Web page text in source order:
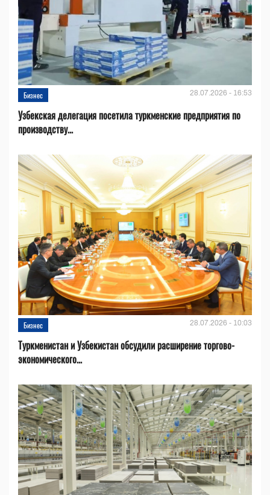
Бизнес 28.07.2026 - 16:53
Узбекская делегация посетила туркменские предприятия по
производству...
Бизнес 28.07.2026 - 10:03
Туркменистан и Узбекистан обсудили расширение торгово-
экономического...